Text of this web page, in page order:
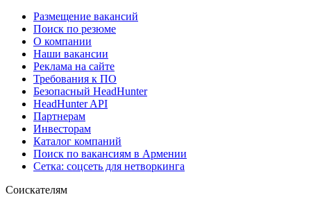
Размещение вакансий
Поиск по резюме
О компании
Наши вакансии
Реклама на сайте
Требования к ПО
Безопасный HeadHunter
HeadHunter API
Партнерам
Инвесторам
Каталог компаний
Поиск по вакансиям в Армении
Сетка: соцсеть для нетворкинга
Соискателям